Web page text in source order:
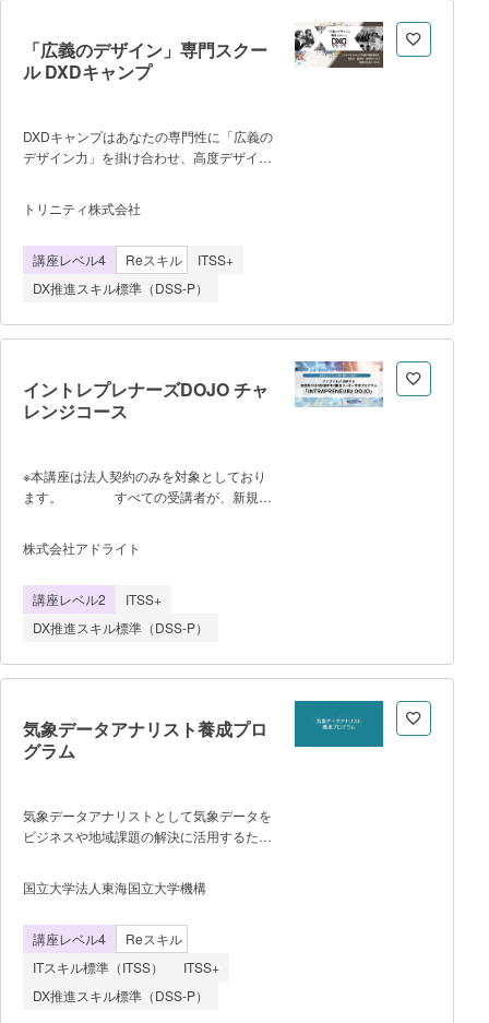
番環境で経験】とオンライン動画コンテン
ツを通して学ぶ機会を増やすべく本講座を
開講しました。 フェーズ1 SNS全体
ェーズ4 SNS運用の基礎 フェーズ
5 専攻コース・総括 （本番環境で5
析、改善、実行を日数をかけて繰り返し行
マオンラインスクール（株式会社Threeq
が運営） 代表講師 ＜YouTube＞
国際大会アジアファイナリスト
「広義のデザイン」専門スクー
ル DXDキャンプ
DXDキャンプはあなたの専門性に「広義の
デザイン力」を掛け合わせ、高度デザイン
です。 社会や生活者に必要とされる製
品やサービス・事業・しくみを生み出すた
す。 ■毎年6月～8月、10月～2月
の2期開講 ■カリキュラムの内
容、流れ １）LECTURE-オンラインエ
クササイズ- ビジネスデザインするこ
とを体系的に、インプットとアウトプット
ぶ」パートとして、すべての基盤となる考
え方と手法を学びます。後半は「実践手法
を学ぶ」として、より実践的なアウトプッ
WORKSHOP-オンライントレーニン
グ- 新規事業創出や新プロジェクト立
ち上げに役立つ知識と筋力をつけるトレー
想定し、事業創出に必要なステップを、事
す。 ３）FIELDWORK-フィール
ドワーク- ＤＸＤキャンプの学びに共
感いただいた、地域で活躍する中小規模の
やテーマ」に対し
トリニティ株式会社
講座レベル4 Reスキル
ITSS+
DX推進スキル標準（DSS-P）
イントレプレナーズDOJO チャ
レンジコース
※本講座は法人契約のみを対象としており
ます。 すべての受講者が、新規事
戦者」になることを促進する講座です。主
に、デザイン思考力や顧客理解力、アイデ
す。 自己・事務局・講師による事
前と事後のアセスメントを実施し、個人の
成長へ向けた継続的なフィードバックと改
善を行います。各プログラムを組み合わせ
たアレンジやカスタマイズ、前述のデジタ
のアセスメント設計なども可能で
す。 推奨の参加人数は10名～12
名です。 2ヶ月間で、オンラインセッ
を開催予定です。 Day1 既
知の情報からトレンドを知り初期仮説を立
てる • 事業環境をまとめる • 顧客
世界に没入する • 顧客調査 • イン
洞察を得る • 顧客調査 • インタビ
ュー Day4 解決すべき課題と
機会を定義する • ペルソナ • 共感
マップ Day5 アイデア
株式会社アドライト
講座レベル2
ITSS+
DX推進スキル標準（DSS-P）
気象データアナリスト養成プロ
グラム
気象データアナリストとして気象データを
ビジネスや地域課題の解決に活用するため
用力」「ビジネス課題解決力」に関する知
識を修得する。 以下を実行する能力を
規ビジネスや課題解決のための企画・検
討・検証・提案を行える人材を育成す
る。 ①気象データを正しく読み解くた
めに必要な基本的な気象学を理解してい
国立大学法人東海国立大学機構
講座レベル4
Reスキル
ITスキル標準（ITSS）
ITSS+
DX推進スキル標準（DSS-P）